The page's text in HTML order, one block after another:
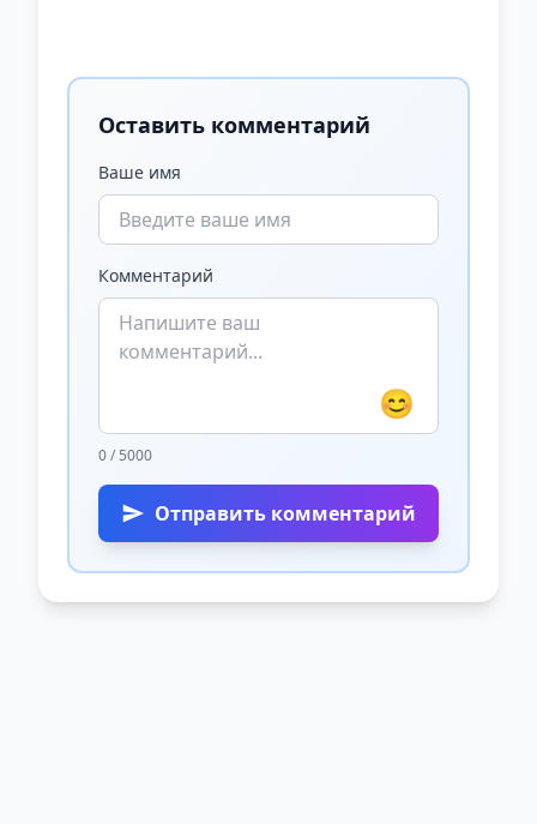
Оставить комментарий
Ваше имя
Комментарий
😊
0 / 5000
Отправить комментарий